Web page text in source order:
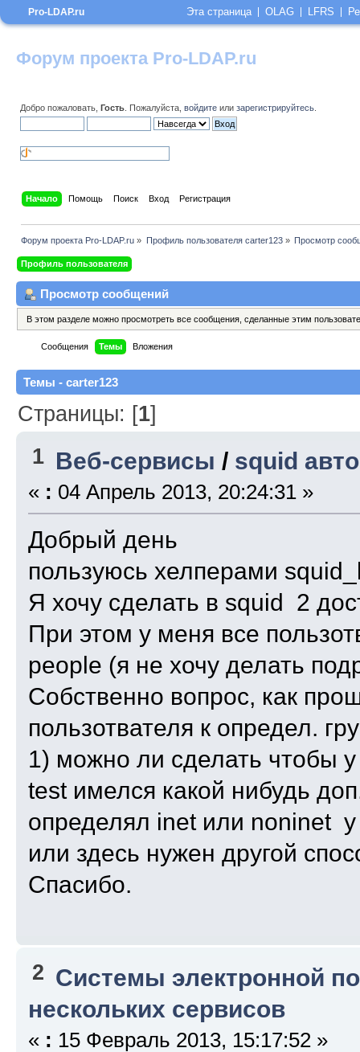
Форум проекта Pro-LDAP.ru
Добро пожаловать, Гость . Пожалуйста, войдите или зарегистрируйтесь
Начало Помощь Поиск Вход Регистрация
Форум проекта Pro-LDAP.ru » Профиль пользователя carter123» Просмотр
Профиль пользователя
Просмотр сообщений
В этом разделе можно просмотреть все сообщения, сделанные этим
Сообщения Темы Вложения
Темы - carter123
Страницы: [1]
1 Веб-сервисы / squid
« : 04 Апрель 2013, 20:24:31 »
Добрый день
пользуюсь хелперами
Я хочу сделать в squid 2
При этом у меня все
people (я не хочу делать
Собственно вопрос, как
пользотвателя к определ.
1) можно ли сделать чтобы
test имелся какой нибудь
определял inet или noninet
или здесь нужен другой
Спасибо.
2 Системы электронной
нескольких сервисов
« : 15 Февраль 2013, 15:17:52 »
Pro-LDAP.ru Эта страница OLAG LFRS